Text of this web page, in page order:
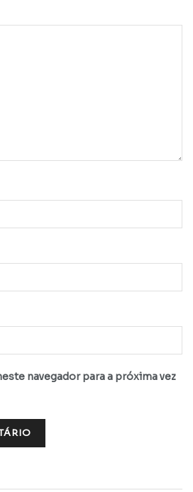
navegador para a próxima vez